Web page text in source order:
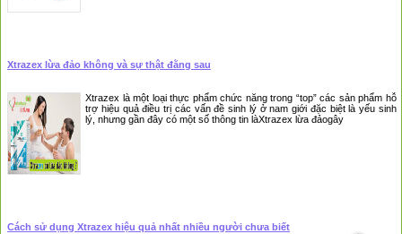
Xtrazex lừa đảo không và sự thật đằng sau
Xtrazex là một loại thực phẩm chức năng trong “top” các sản phẩm hỗ
trợ hiệu quả điều trị các vấn đề sinh lý ở nam giới đặc biệt là yếu sinh
lý, nhưng gần đây có một số thông tin làXtrazex lừa đảogây
Cách sử dụng Xtrazex hiệu quả nhất nhiều người chưa biết